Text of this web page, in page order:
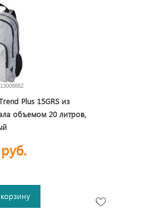
Plus 15GRS из
объемом 20 литров,